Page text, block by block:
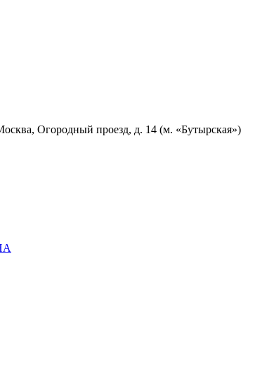
Огородный проезд, д. 14 (м. «Бутырская»)